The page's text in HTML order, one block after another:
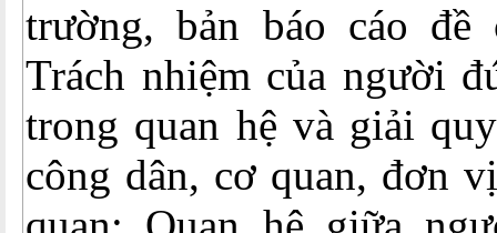
trường, bản báo cáo đề
Trách nhiệm của người
trong quan hệ và giải
công dân, cơ quan, đơn